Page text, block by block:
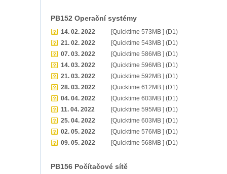
PB152 Operační systémy
14. 02. 2022
[Quicktime 573MB ] (D1)
21. 02. 2022
[Quicktime 543MB ] (D1)
07. 03. 2022
[Quicktime 586MB ] (D1)
14. 03. 2022
[Quicktime 596MB ] (D1)
21. 03. 2022
[Quicktime 592MB ] (D1)
28. 03. 2022
[Quicktime 612MB ] (D1)
04. 04. 2022
[Quicktime 603MB ] (D1)
11. 04. 2022
[Quicktime 595MB ] (D1)
25. 04. 2022
[Quicktime 603MB ] (D1)
02. 05. 2022
[Quicktime 576MB ] (D1)
09. 05. 2022
[Quicktime 568MB ] (D1)
PB156 Počítačové sítě